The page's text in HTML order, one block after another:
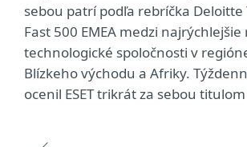
sebou patrí podľa rebríčka Deloitte
Fast 500 EMEA medzi najrýchlejšie
technologické spoločnosti v
Blízkeho východu a Afriky.
ocenil ESET trikrát za sebou